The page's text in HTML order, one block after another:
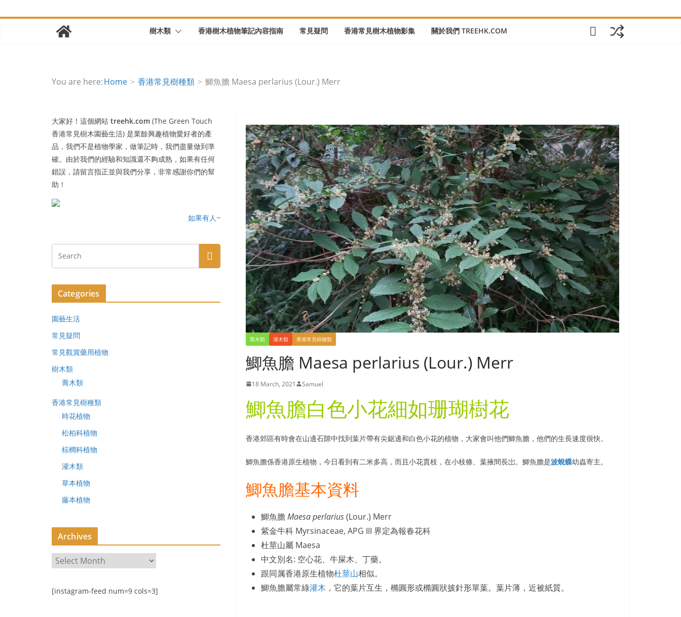
樹木類 香港樹木植物筆記內容指南 常見疑問 香港常見樹木植物影集 關於我們 TREEHK.COM
You are here:Home 香港常見樹種類 鯽魚膽 Maesa perlarius (Lour.) Merr
喬木類 灌木類 香港常見樹種類
鯽魚膽 Maesa perlarius (Lour.) Merr
18 March, 2021 Samuel
鯽魚膽白色小花細如珊瑚樹花
香港郊區有時會在山邊石隙中找到葉片帶有尖鋸邊和白色小花的植物，大家會叫他們鯽魚膽，他們的生長速度很快。
鯽魚膽係香港原生植物，今日看到有二米多高，而且小花貫枝，在小枝條、葉掖間長岀。鯽魚膽是波蜆蝶幼蟲寄主。
鯽魚膽基本資料
鯽魚膽Maesa perlarius(Lour.) Merr
紫金牛科 Myrsinaceae, APG III 界定為報春花科
杜莖山屬 Maesa
中文別名: 空心花、牛屎木、丁藥。
跟同属香港原生植物杜莖山相似。
鯽魚膽屬常綠灌木 ，它的葉片互生，橢圓形或橢圓狀披針形單葉。葉片薄，近被紙質。
大家好！這個網站 treehk.com (The Green Touch
香港常見樹木園藝生活) 是業餘興趣植物愛好者的產
品，我們不是植物學家，做筆記時，我們盡量做到準
確。由於我們的經驗和知識還不夠成熟，如果有任何
錯誤，請留言指正並與我們分享，非常感謝你們的幫
助！
如果有人一路行一路瞻天望地，他可能是跟我們一樣在看樹，辨認他們的形態，樹葉、花朵、果實。有興趣加入我們一起看看香港常見樹木嗎？或分享您的照片、經驗
Categories
園藝生活
常見疑問
常見觀賞藥用植物
樹木類
喬木類
香港常見樹種類
時花植物
松柏科植物
棕櫚科植物
灌木類
草本植物
藤本植物
Archives
r
h
[instagram-feed num=9 cols=3]